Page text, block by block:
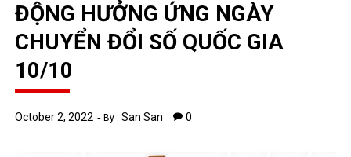
ĐỘNG HƯỞNG ỨNG NGÀY
CHUYỂN ĐỔI SỐ QUỐC GIA
10/10
October 2, 2022 By :San San 0